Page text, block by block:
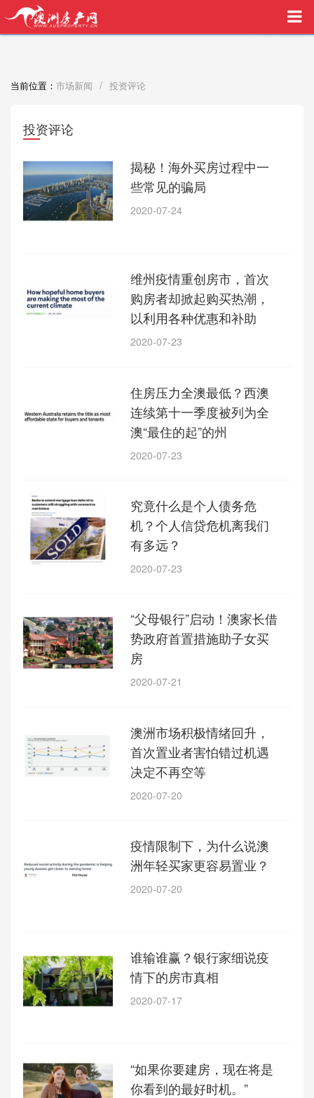
买家中介VIP服务，助您安心购房
当前位置： 市场新闻 / 投资评论
投资评论
揭秘！海外买房过程中一
些常见的骗局
2020-07-24
维州疫情重创房市，首次
购房者却掀起购买热潮，
以利用各种优惠和补助
2020-07-23
住房压力全澳最低？西澳
连续第十一季度被列为全
澳“最住的起”的州
2020-07-23
究竟什么是个人债务危
机？个人信贷危机离我们
有多远？
2020-07-23
“父母银行”启动！澳家长借
势政府首置措施助子女买
房
2020-07-21
澳洲市场积极情绪回升，
首次置业者害怕错过机遇
决定不再空等
2020-07-20
疫情限制下，为什么说澳
洲年轻买家更容易置业？
2020-07-20
谁输谁赢？银行家细说疫
情下的房市真相
2020-07-17
“如果你要建房，现在将是
你看到的最好时机。”